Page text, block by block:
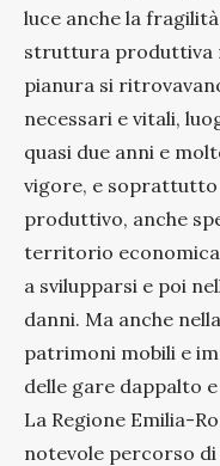
luce anche la
struttura produttiva
pianura si
necessari e vitali,
quasi due anni e
vigore, e soprattutto
produttivo, anche
territorio
a svilupparsi e poi
danni. Ma anche
patrimoni mobili e
delle gare dappalto
La Regione Emilia-
notevole percorso